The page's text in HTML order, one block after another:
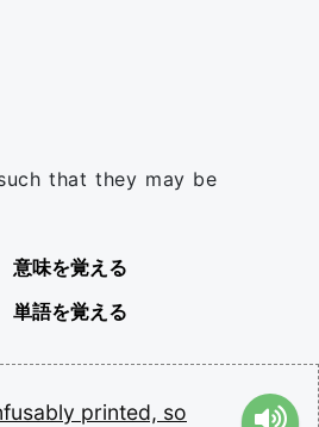
that they may be
意味を覚える
単語を覚える
printed, so